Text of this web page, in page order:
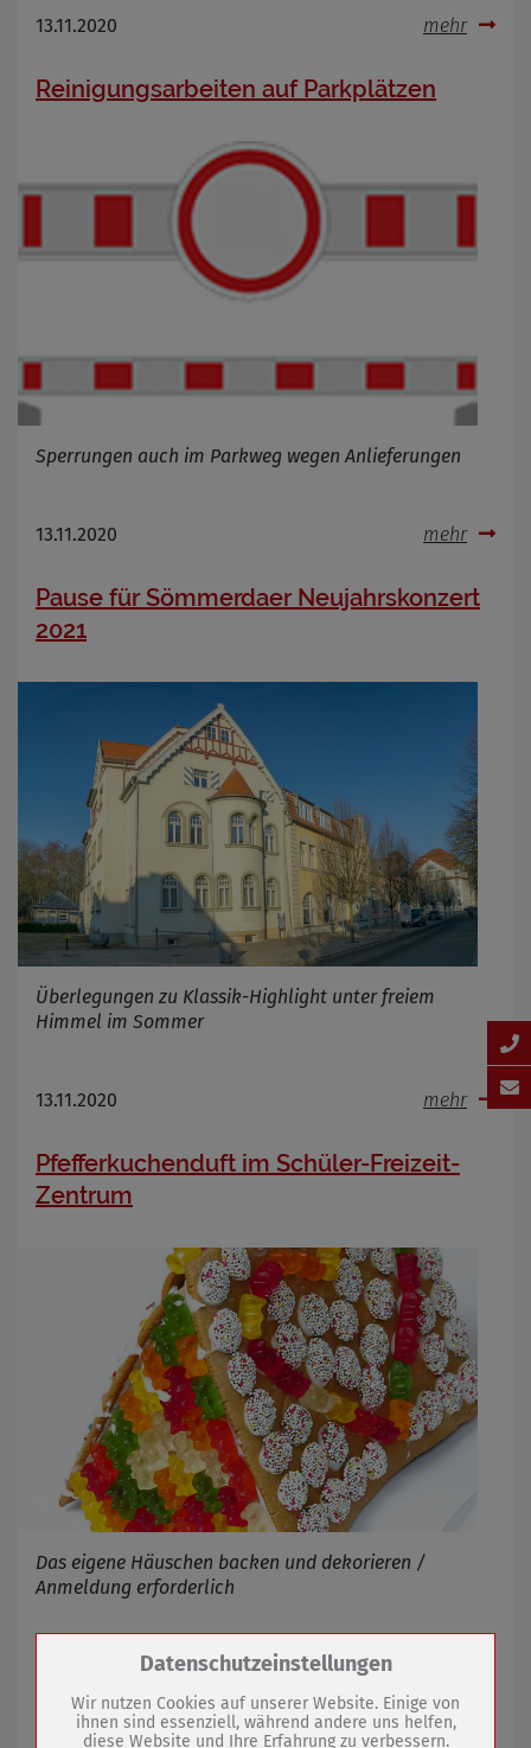
13.11.2020 mehr
Reinigungsarbeiten auf Parkplätzen
Sperrungen auch im Parkweg wegen Anlieferungen
13.11.2020 mehr
Pause für Sömmerdaer Neujahrskonzert
2021
Überlegungen zu Klassik-Highlight unter freiem
Himmel im Sommer
13.11.2020 mehr
Pfefferkuchenduft im Schüler-Freizeit-
Zentrum
Das eigene Häuschen backen und dekorieren /
Anmeldung erforderlich
Teilbereich der Gartenstraße gesperrt
Zum Betrieb der Seite notwendige Cookies /
Datenschutzeinstellungen
Wir nutzen Cookies auf unserer Website. Einige von
ihnen sind essenziell, während andere uns helfen,
diese Website und Ihre Erfahrung zu verbessern.